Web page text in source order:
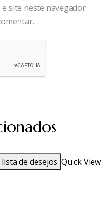
site neste navegador
de desejos Quick View